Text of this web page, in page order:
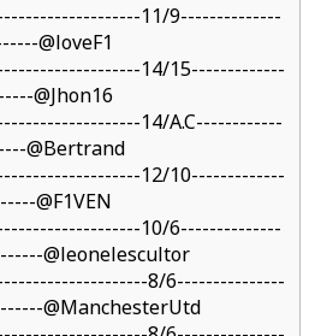
11/9--------------
@loveF1
14/15-------------
@Jhon16
14/A.C------------
@Bertrand
12/10-------------
@F1VEN
10/6--------------
@leonelescultor
8/6---------------
@ManchesterUtd